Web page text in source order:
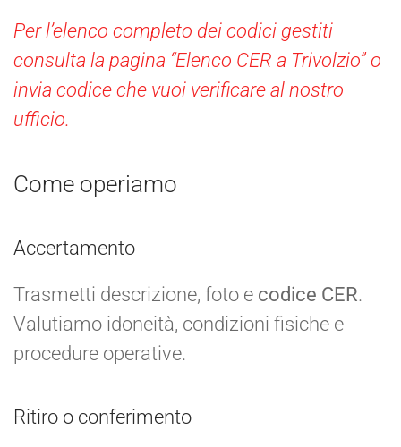
Per l’elenco completo dei codici gestiti
consulta la pagina “Elenco CER a Trivolzio” o
invia codice che vuoi verificare al nostro
ufficio.
Come operiamo
Accertamento
Trasmetti descrizione, foto e codice CER.
Valutiamo idoneità, condizioni fisiche e
procedure operative.
Ritiro o conferimento